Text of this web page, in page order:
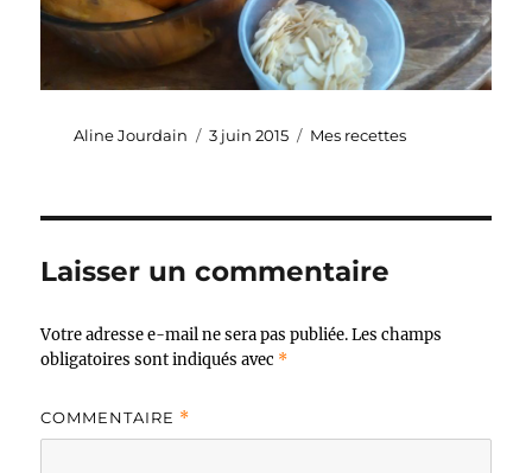
Auteur
Aline Jourdain
Publié
3 juin 2015 Catégories
Mes recettes
Laisser un commentaire
Votre adresse e-mail ne sera pas publiée. Les champs
obligatoires sont indiqués avec *
COMMENTAIRE *